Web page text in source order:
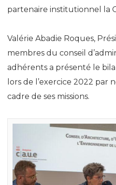
partenaire institutionnel la
Valérie Abadie Roques,
membres du conseil
adhérents a présenté le
lors de l’exercice 2022 par
cadre de ses missions.